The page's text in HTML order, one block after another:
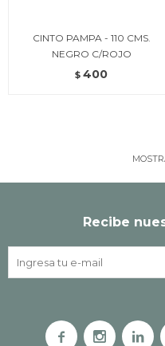
CINTO PAMPA - 110 CMS.
NEGRO C/ROJO
$ 400
Recibe
  